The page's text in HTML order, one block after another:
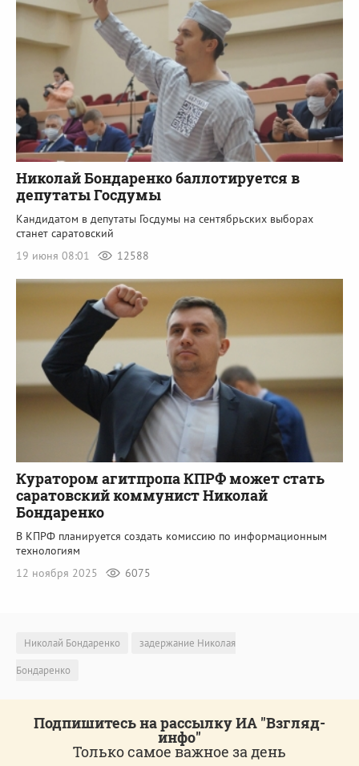
Николай Бондаренко баллотируется в
депутаты Госдумы
Кандидатом в депутаты Госдумы на сентябрьских выборах
станет саратовский
19 июня 08:01
12588
Куратором агитпропа КПРФ может стать
саратовский коммунист Николай
Бондаренко
В КПРФ планируется создать комиссию по информационным
технологиям
12 ноября 2025
6075
Николай Бондаренко
задержание Николая
Бондаренко
Подпишитесь на рассылку ИА "Взгляд-
инфо"
Только самое важное за день